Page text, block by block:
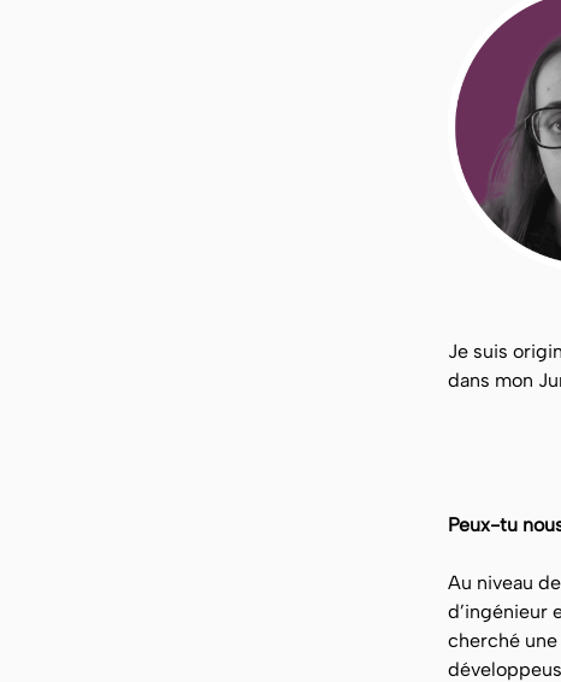
Je suis
dans mon
Peux-tu
Au niveau
d’ingénieur
cherché